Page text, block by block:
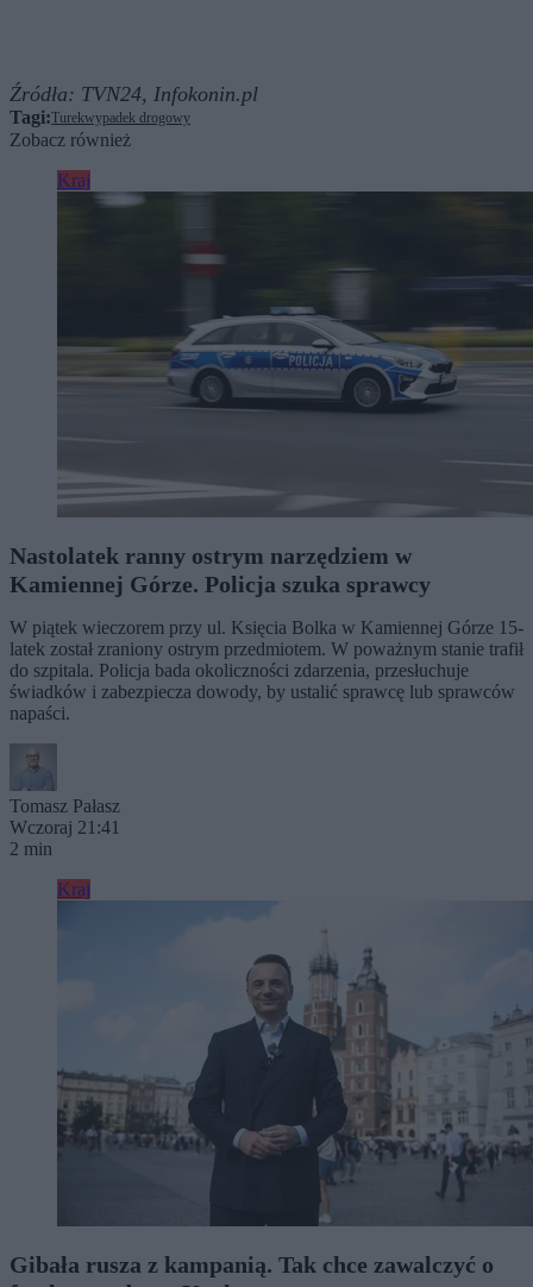
Źródła: TVN24, Infokonin.pl
Tagi:Turekwypadek drogowy
Zobacz również
Kraj
Nastolatek ranny ostrym narzędziem w
Kamiennej Górze. Policja szuka sprawcy
W piątek wieczorem przy ul. Księcia Bolka w Kamiennej Górze 15-
latek został zraniony ostrym przedmiotem. W poważnym stanie trafił
do szpitala. Policja bada okoliczności zdarzenia, przesłuchuje
świadków i zabezpiecza dowody, by ustalić sprawcę lub sprawców
napaści.
Tomasz Pałasz
Wczoraj 21:41
2 min
Kraj
Gibała rusza z kampanią. Tak chce zawalczyć o